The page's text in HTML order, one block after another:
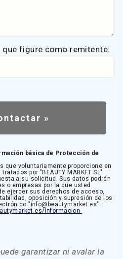
que figure como remitente:
básica de Protección de
que voluntariamente proporcione en
por "BEAUTY MARKET SL"
a su solicitud. Sus datos podrán
o empresas por la que usted
ejercer sus derechos de acceso,
oposición y supresión de los
"info@beautymarket.es".
informacion-
garantizar ni avalar la